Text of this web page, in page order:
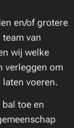
en/of grotere
van
wij welke
verleggen om
voeren.
toe en